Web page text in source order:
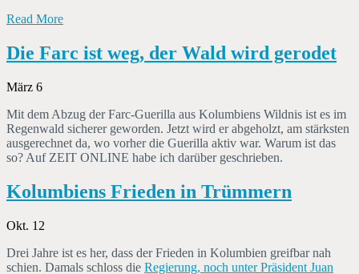
Read More
Die Farc ist weg, der Wald wird gerodet
März 6
Mit dem Abzug der Farc-Guerilla aus Kolumbiens Wildnis ist es im
Regenwald sicherer geworden. Jetzt wird er abgeholzt, am stärksten
ausgerechnet da, wo vorher die Guerilla aktiv war. Warum ist das
so? Auf ZEIT ONLINE habe ich darüber geschrieben.
Kolumbiens Frieden in Trümmern
Okt. 12
Drei Jahre ist es her, dass der Frieden in Kolumbien greifbar nah
schien. Damals schloss die Regierung, noch unter Präsident Juan